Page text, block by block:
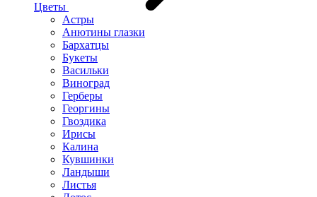
Цветы
Астры
Анютины глазки
Бархатцы
Букеты
Васильки
Виноград
Герберы
Георгины
Гвоздика
Ирисы
Калина
Кувшинки
Ландыши
Листья